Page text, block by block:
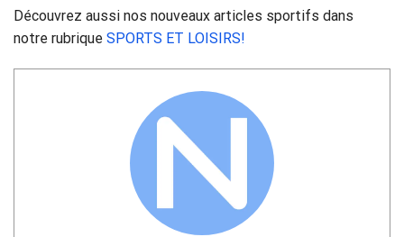
Découvrez aussi nos nouveaux articles sportifs dans
notre rubrique SPORTS ET LOISIRS!